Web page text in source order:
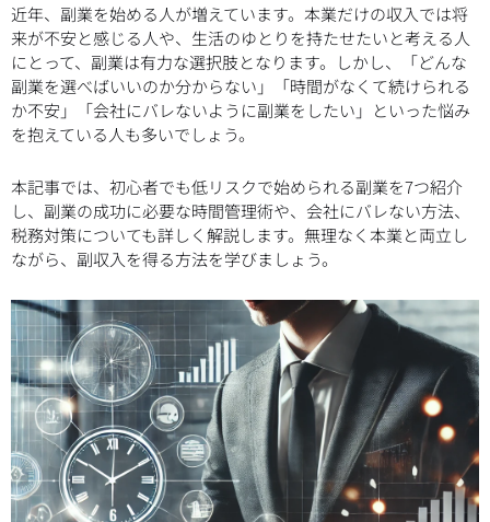
近年、副業を始める人が増えています。本業だけの収入では将
来が不安と感じる人や、生活のゆとりを持たせたいと考える人
にとって、副業は有力な選択肢となります。しかし、「どんな
副業を選べばいいのか分からない」「時間がなくて続けられる
か不安」「会社にバレないように副業をしたい」といった悩み
を抱えている人も多いでしょう。
本記事では、初心者でも低リスクで始められる副業を7つ紹介
し、副業の成功に必要な時間管理術や、会社にバレない方法、
税務対策についても詳しく解説します。無理なく本業と両立し
ながら、副収入を得る方法を学びましょう。